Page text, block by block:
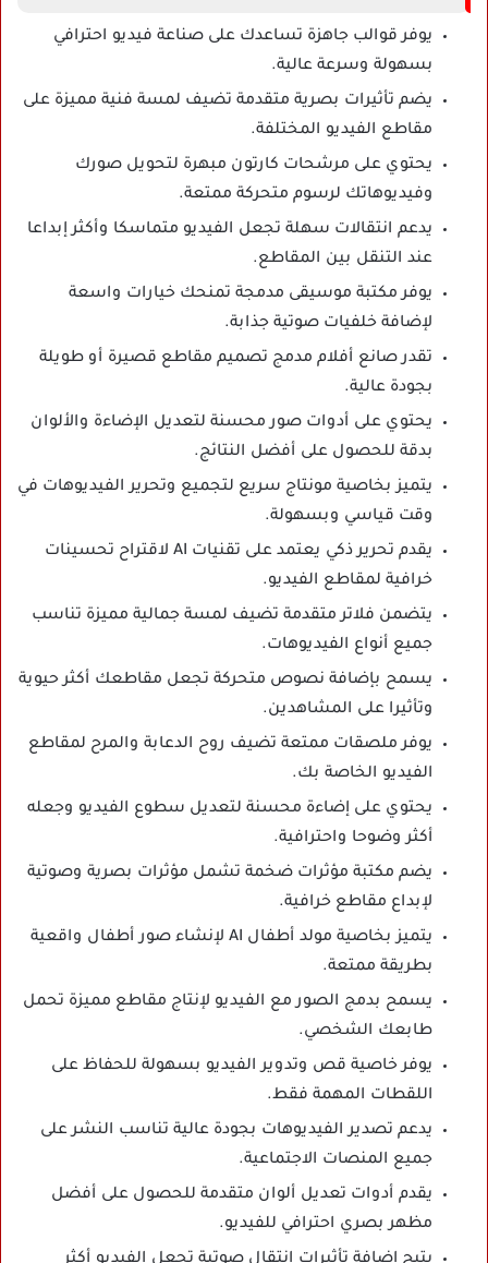
يوفر قوالب جاهزة تساعدك على صناعة فيديو احترافي
بسهولة وسرعة عالية.
يضم تأثيرات بصرية متقدمة تضيف لمسة فنية مميزة على
مقاطع الفيديو المختلفة.
يحتوي على مرشحات كارتون مبهرة لتحويل صورك
وفيديوهاتك لرسوم متحركة ممتعة.
يدعم انتقالات سهلة تجعل الفيديو متماسكا وأكثر إبداعا
عند التنقل بين المقاطع.
يوفر مكتبة موسيقى مدمجة تمنحك خيارات واسعة
لإضافة خلفيات صوتية جذابة.
تقدر صانع أفلام مدمج تصميم مقاطع قصيرة أو طويلة
بجودة عالية.
يحتوي على أدوات صور محسنة لتعديل الإضاءة والألوان
بدقة للحصول على أفضل النتائج.
يتميز بخاصية مونتاج سريع لتجميع وتحرير الفيديوهات في
وقت قياسي وبسهولة.
يقدم تحرير ذكي يعتمد على تقنيات AI لاقتراح تحسينات
خرافية لمقاطع الفيديو.
يتضمن فلاتر متقدمة تضيف لمسة جمالية مميزة تناسب
جميع أنواع الفيديوهات.
يسمح بإضافة نصوص متحركة تجعل مقاطعك أكثر حيوية
وتأثيرا على المشاهدين.
يوفر ملصقات ممتعة تضيف روح الدعابة والمرح لمقاطع
الفيديو الخاصة بك.
يحتوي على إضاءة محسنة لتعديل سطوع الفيديو وجعله
أكثر وضوحا واحترافية.
يضم مكتبة مؤثرات ضخمة تشمل مؤثرات بصرية وصوتية
لإبداع مقاطع خرافية.
يتميز بخاصية مولد أطفال AI لإنشاء صور أطفال واقعية
بطريقة ممتعة.
يسمح بدمج الصور مع الفيديو لإنتاج مقاطع مميزة تحمل
طابعك الشخصي.
يوفر خاصية قص وتدوير الفيديو بسهولة للحفاظ على
اللقطات المهمة فقط.
يدعم تصدير الفيديوهات بجودة عالية تناسب النشر على
جميع المنصات الاجتماعية.
يقدم أدوات تعديل ألوان متقدمة للحصول على أفضل
مظهر بصري احترافي للفيديو.